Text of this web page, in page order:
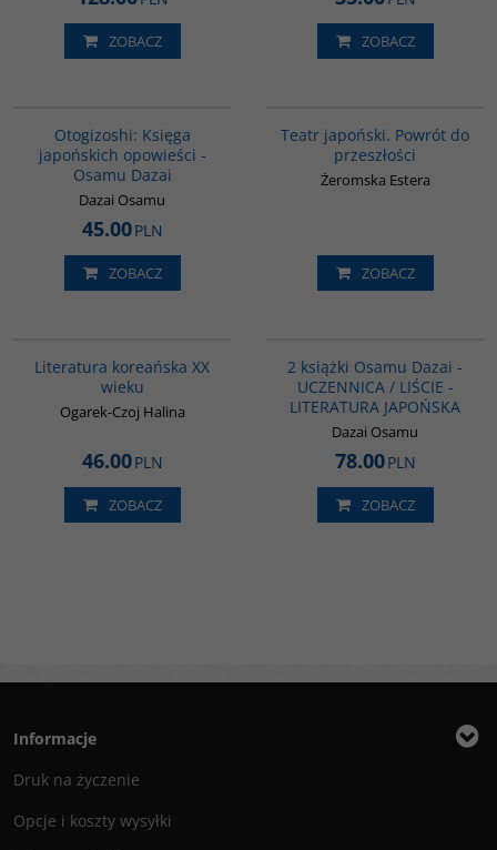
ZOBACZ ZOBACZ
Otogizoshi: Księga
japońskich opowieści -
Osamu Dazai
Dazai Osamu
45.00PLN
ZOBACZ
Teatr japoński. Powrót do
przeszłości
Żeromska Estera
ZOBACZ
Literatura koreańska XX
wieku
Ogarek-Czoj Halina
46.00PLN
ZOBACZ
2 książki Osamu Dazai -
UCZENNICA / LIŚCIE -
LITERATURA JAPOŃSKA
Dazai Osamu
78.00PLN
ZOBACZ
Informacje
Druk na życzenie
Opcje i koszty wysyłki